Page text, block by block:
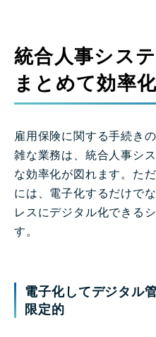
統合人事シス
まとめて効率化
雇用保険に関する手続き
雑な業務は、統合人事シ
な効率化が図れます。た
には、電子化するだけで
レスにデジタル化できる
す。
電子化してデジタル
限定的